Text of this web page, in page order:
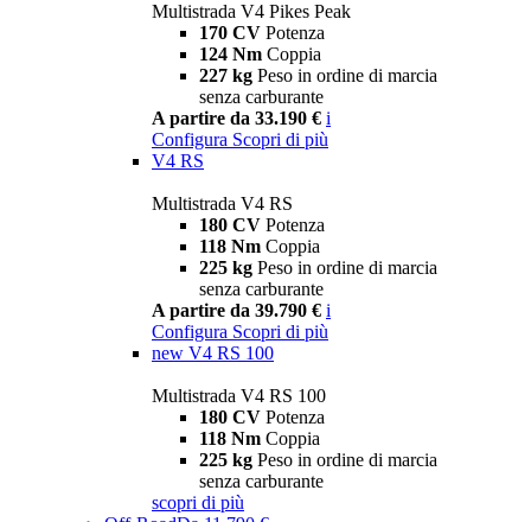
Multistrada V4 Pikes Peak
170 CV Potenza
124 Nm Coppia
227 kg Peso in ordine di marcia
senza carburante
A partire da 33.190 € i
Configura Scopri di più
V4 RS
Multistrada V4 RS
180 CV Potenza
118 Nm Coppia
225 kg Peso in ordine di marcia
senza carburante
A partire da 39.790 € i
Configura Scopri di più
new V4 RS 100
Multistrada V4 RS 100
180 CV Potenza
118 Nm Coppia
225 kg Peso in ordine di marcia
senza carburante
scopri di più